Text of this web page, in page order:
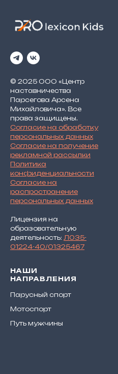
© 2025 ООО «Центр
наставничества
Парсегова Арсена
Михайловича». Все
права защищены.
Согласие на обработку
персональных данных
Согласие на получение
рекламной рассылки
Политика
конфиденциальности
Согласие на
распространение
персональных данных
Лицензия на
образовательную
деятельность: Л035-
01224-40/01325467
НАШИ
НАПРАВЛЕНИЯ
Парусный спорт
Мотоспорт
Путь мужчины